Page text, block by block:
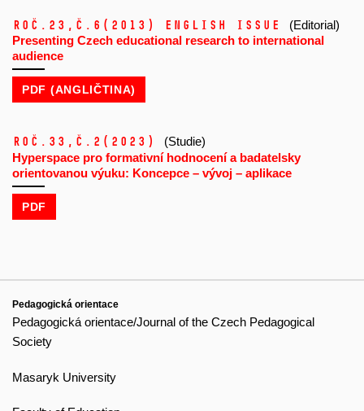
Roč.23, č.6 (2013) ENGLISH ISSUE
(Editorial)
Presenting Czech educational research to international
audience
PDF (ANGLIČTINA)
Roč.33, č.2 (2023)
(Studie)
Hyperspace pro formativní hodnocení a badatelsky
orientovanou výuku: Koncepce – vývoj – aplikace
PDF
Pedagogická orientace
Pedagogická orientace/Journal of the Czech Pedagogical
Society
Masaryk University